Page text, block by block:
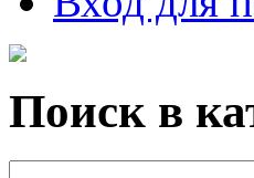
Поиск в